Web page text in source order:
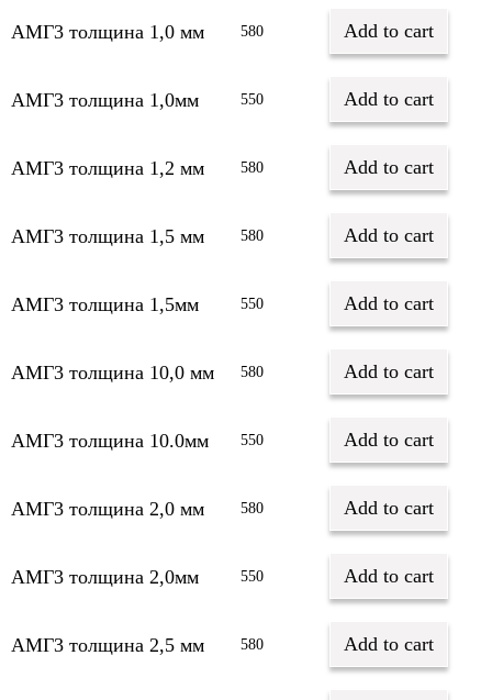
АМГ3 толщина 1,0 мм 580 Add to cart
АМГ3 толщина 1,0мм 550 Add to cart
АМГ3 толщина 1,2 мм 580 Add to cart
АМГ3 толщина 1,5 мм 580 Add to cart
АМГ3 толщина 1,5мм 550 Add to cart
АМГ3 толщина 10,0 мм 580 Add to cart
АМГ3 толщина 10.0мм 550 Add to cart
АМГ3 толщина 2,0 мм 580 Add to cart
АМГ3 толщина 2,0мм 550 Add to cart
АМГ3 толщина 2,5 мм 580 Add to cart